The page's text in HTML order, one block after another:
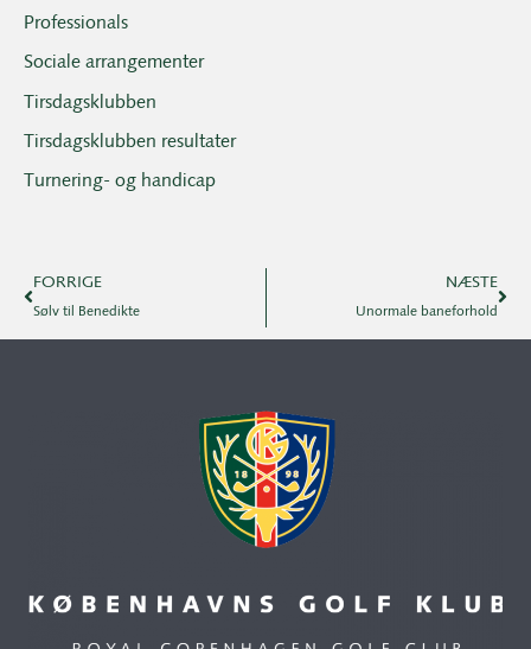
Professionals
Sociale arrangementer
Tirsdagsklubben
Tirsdagsklubben resultater
Turnering- og handicap
FORRIGE
Sølv til Benedikte
NÆSTE
Unormale baneforhold